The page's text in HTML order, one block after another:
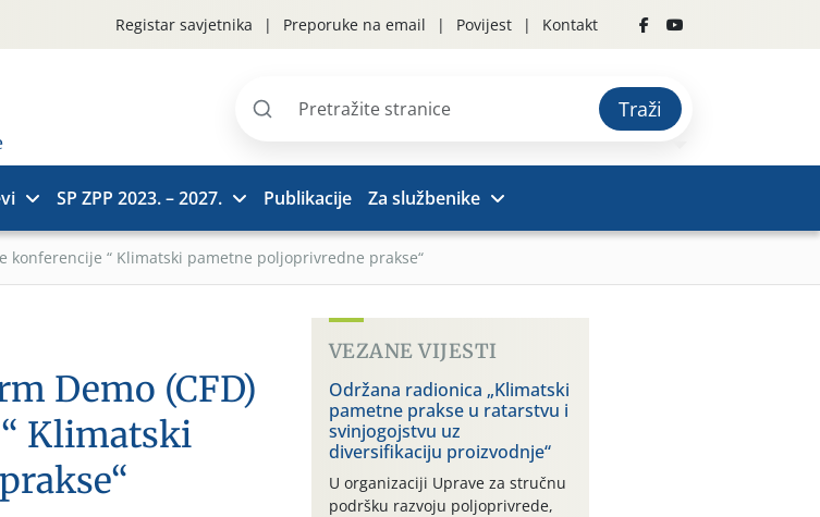
Registar savjetnika Preporuke na email Povijest Kontakt
Pretraži
Traži
SP ZPP 2023. – 2027. Publikacije Za službenike
konferencije “ Klimatski pametne poljoprivredne prakse“
Demo (CFD)
Klimatski
VEZANE VIJESTI
Održana radionica „Klimatski
pametne prakse u ratarstvu i
svinjogojstvu uz
diversifikaciju proizvodnje“
U organizaciji Uprave za stručnu
podršku razvoju poljoprivrede,